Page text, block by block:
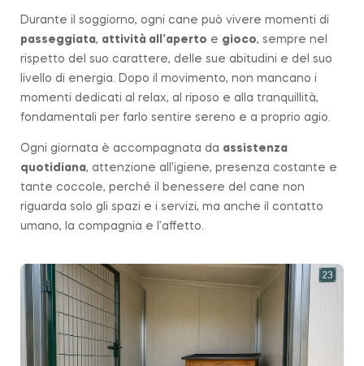
Durante il soggiorno, ogni cane può vivere momenti di
passeggiata, attività all’aperto e gioco, sempre nel
rispetto del suo carattere, delle sue abitudini e del suo
livello di energia. Dopo il movimento, non mancano i
momenti dedicati al relax, al riposo e alla tranquillità,
fondamentali per farlo sentire sereno e a proprio agio.
Ogni giornata è accompagnata da assistenza
quotidiana, attenzione all’igiene, presenza costante e
tante coccole, perché il benessere del cane non
riguarda solo gli spazi e i servizi, ma anche il contatto
umano, la compagnia e l’affetto.